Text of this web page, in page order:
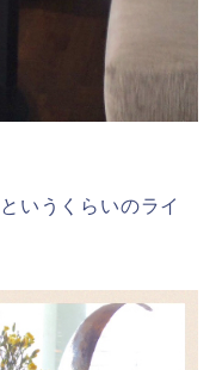
いうくらいのライ